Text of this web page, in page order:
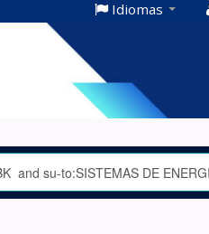
Idiomas